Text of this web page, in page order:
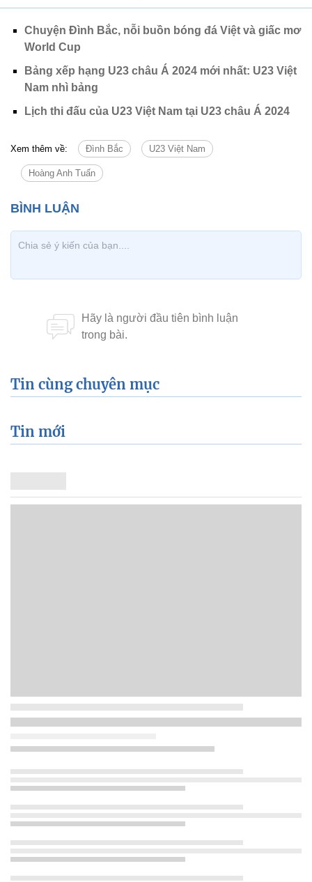
Chuyện Đình Bắc, nỗi buồn bóng đá Việt và giấc mơ
World Cup
Bảng xếp hạng U23 châu Á 2024 mới nhất: U23 Việt
Nam nhì bảng
Lịch thi đấu của U23 Việt Nam tại U23 châu Á 2024
Xem thêm về: Đình Bắc U23 Việt Nam
Hoàng Anh Tuấn
Tin cùng chuyên mục
Tin mới